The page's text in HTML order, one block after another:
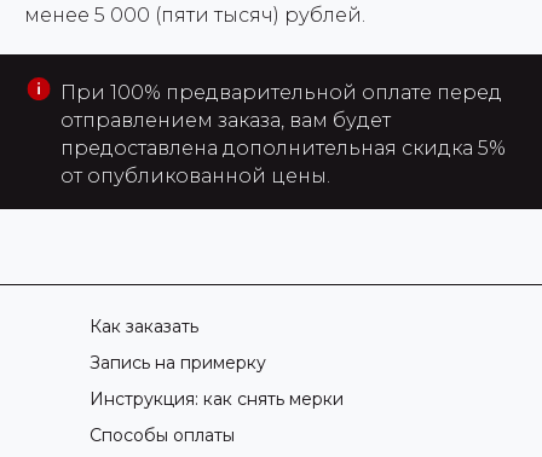
менее 5 000 (пяти тысяч) рублей.
При 100% предварительной оплате перед
отправлением заказа, вам будет
предоставлена дополнительная скидка 5%
от опубликованной цены.
Как заказать
Запись на примерку
Инструкция: как снять мерки
Способы оплаты